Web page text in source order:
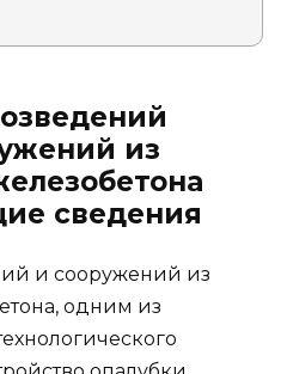
из
сведения
и сооружений из
одним из